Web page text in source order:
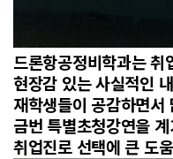
드론항공정비학과는 취
현장감 있는 사실적인
재학생들이 공감하면서
금번 특별초청강연을
취업진로 선택에 큰 도